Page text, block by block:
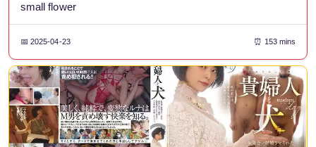
small flower
📅 2025-04-23 ⏰ 153 mins